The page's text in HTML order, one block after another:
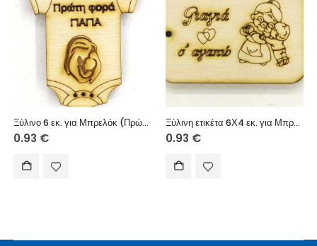
Ξύλινο 6 εκ. για Μπρελόκ (Πρώτη φορά ΓΙΑΓΙΑ)
0.93 €
Ξύλινη ετικέτα 6Χ4 εκ. για Μπρελόκ (Γιαγιά σ’ αγαπώ αγόρι)
0.93 €